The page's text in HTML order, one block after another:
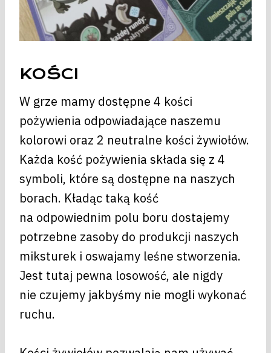
KOŚCI
W grze mamy dostępne 4 kości
pożywienia odpowiadające naszemu
kolorowi oraz 2 neutralne kości żywiołów.
Każda kość pożywienia składa się z 4
symboli, które są dostępne na naszych
borach. Kładąc taką kość
na odpowiednim polu boru dostajemy
potrzebne zasoby do produkcji naszych
miksturek i oswajamy leśne stworzenia.
Jest tutaj pewna losowość, ale nigdy
nie czujemy jakbyśmy nie mogli wykonać
ruchu.